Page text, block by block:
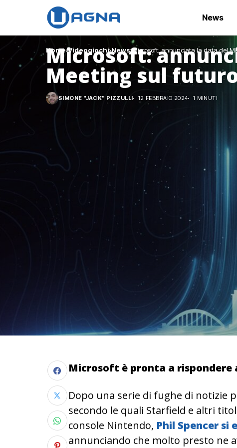
News
Home Videogiochi News Microsoft: annunciata la data del
Microsoft:
Meeting sul
SIMONE "JACK" PIZZULLI 12 FEBBRAIO 2024 1 MINUTI
Microsoft è pronta a rispondere
Dopo una serie di fughe di notizie
secondo le quali Starfield e altri
console Nintendo, Phil Spencer si
annunciando che molto presto ne